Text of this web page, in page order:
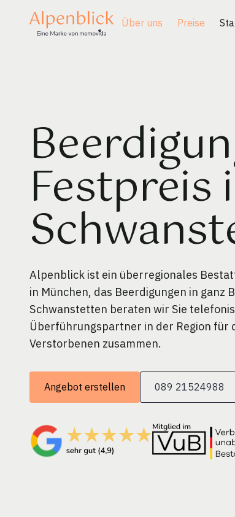
Über uns Preise
Festpreis
Alpenblick ist ein überregionales
in München, das Beerdigungen in ganz
Schwanstetten beraten wir Sie
Überführungspartner in der Region für
Verstorbenen zusammen.
Angebot erstellen 089 21524988